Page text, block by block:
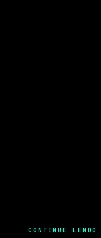
CONTINUE LENDO